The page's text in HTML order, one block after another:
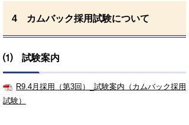
4 カムバック採用試験について
⑴ 試験案内
R9.4月採用（第3回）_試験案内（カムバック採用
試験）